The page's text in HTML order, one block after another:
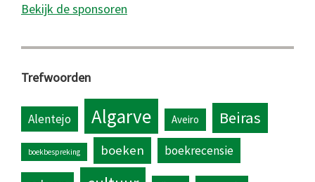
Bekijk de sponsoren
Trefwoorden
Alentejo Algarve Aveiro Beiras
boekbespreking boeken boekrecensie